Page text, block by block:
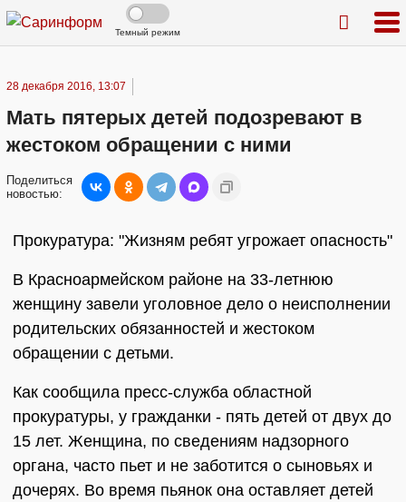
Темный режим
28 декабря 2016, 13:07
Мать пятерых детей подозревают в
жестоком обращении с ними
Поделиться
новостью:
Прокуратура: "Жизням ребят угрожает опасность"
В Красноармейском районе на 33-летнюю
женщину завели уголовное дело о неисполнении
родительских обязанностей и жестоком
обращении с детьми.
Как сообщила пресс-служба областной
прокуратуры, у гражданки - пять детей от двух до
15 лет. Женщина, по сведениям надзорного
органа, часто пьет и не заботится о сыновьях и
дочерях. Во время пьянок она оставляет детей